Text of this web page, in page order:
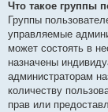
Что такое группы
Группы
управляемые
может состоять в
назначены
администраторам
количеству
прав или